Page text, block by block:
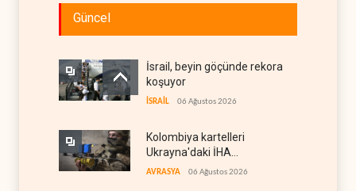
Güncel
İsrail, beyin göçünde rekora
koşuyor
İSRAİL 06 Ağustos 2026
Kolombiya kartelleri
Ukrayna'daki İHA
teknolojisinin peşine düştü
AVRASYA 06 Ağustos 2026